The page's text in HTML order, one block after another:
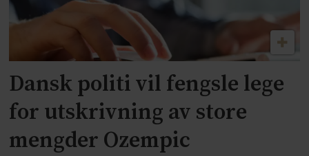
Dansk politi vil fengsle lege
for utskrivning av store
mengder Ozempic